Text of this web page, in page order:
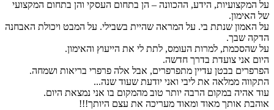
על המקצועיות, הידע, ההכוונה – הן בתחום העסקי והן בתחום המקצועי
של האימון.
על האמון שנתת בי. על המראה שהיית בשבילי. על המבט ויכולת האבחנה
הדקה שבך.
על שהסכמת, למרות העומס, לתת לי את הייעוץ והאימון.
היום אני צועדת בדרך חדשה.
הפרפרים בבטן עדיין מתפרפרים, אבל אלה פרפרי בריאות ושמחה.
התקווה ממלאה את ליבי ואני יודעת שעוד שנה...
עוד אהיה במקום הרבה יותר טוב מהמקום בו אני נמצאת היום.
אוהבת אותך מאוד ומאוד מעריכה את עצם היותך!!!